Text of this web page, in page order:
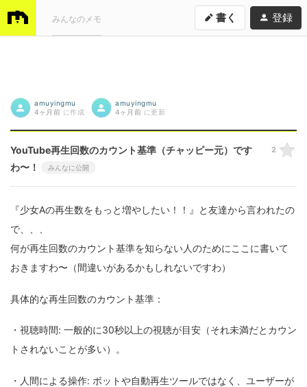
みんなのメモ 書く 登録
amuyingmu
4ヶ月前 に作成
amuyingmu
4ヶ月前 に更新
2
YouTube再生回数のカウント基準（チャッピー元）です
わ〜！
みんなに公開
『少女Aの再生数をもっと増やしたい！！』と友達から言われたの
で、、、
何が再生回数のカウント基準を知らない人のためにここに書いて
おきますわ〜（間違いがあるかもしれないですわ）
具体的な再生回数のカウント基準：
・視聴時間: 一般的に30秒以上の視聴が目安（それ未満だとカウン
トされないことが多い）。
・人間による操作: ボットや自動再生ツールではなく、ユーザーが